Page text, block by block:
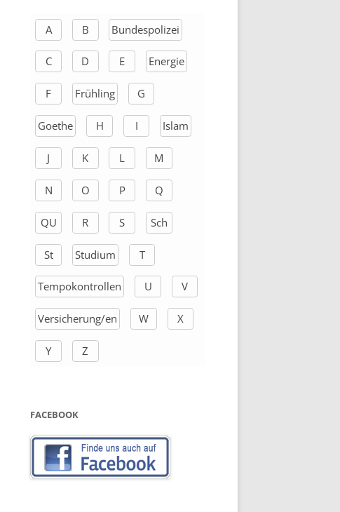
h
A B Bundespolizei
C D E Energie
F Frühling G
Goethe H I Islam
J K L M
N O P Q
QU R S Sch
St Studium T
Tempokontrollen U V
Versicherung/en W X
Y Z
FACEBOOK